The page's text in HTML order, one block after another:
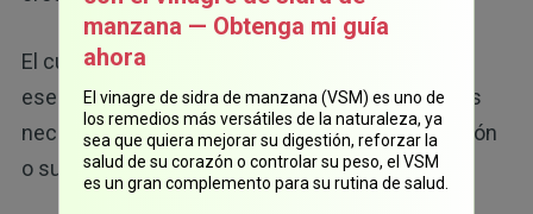
El cuerpo no puede producir los aminoácidos
esenciales que forman el colágeno, por lo que es
necesario obtenerlos por medio de la alimentación
o suplementación.
manzana — Obtenga mi guía
ahora
El vinagre de sidra de manzana (VSM) es uno de
los remedios más versátiles de la naturaleza, ya
sea que quiera mejorar su digestión, reforzar la
salud de su corazón o controlar su peso, el VSM
es un gran complemento para su rutina de salud.